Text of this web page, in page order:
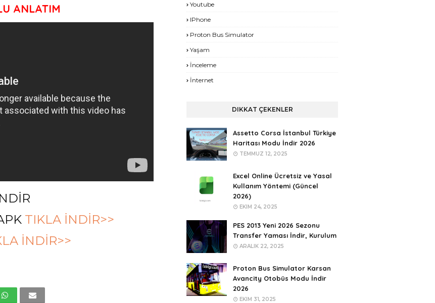
ANLATIM
TIKLA İNDİR>>
İNDİR>>
Youtube
IPhone
Proton Bus Simulator
Yaşam
İnceleme
İnternet
DIKKAT ÇEKENLER
Assetto Corsa İstanbul Türkiye
Haritası Modu İndir 2026
TEMMUZ 12, 2025
Excel Online Ücretsiz ve Yasal
Kullanım Yöntemi (Güncel
2026)
EKIM 24, 2025
PES 2013 Yeni 2026 Sezonu
Transfer Yaması İndir, Kurulum
ARALIK 22, 2025
Proton Bus Simulator Karsan
Avancity Otobüs Modu İndir
2026
EKIM 31, 2025